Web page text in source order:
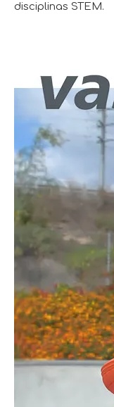
disciplinas STEM.